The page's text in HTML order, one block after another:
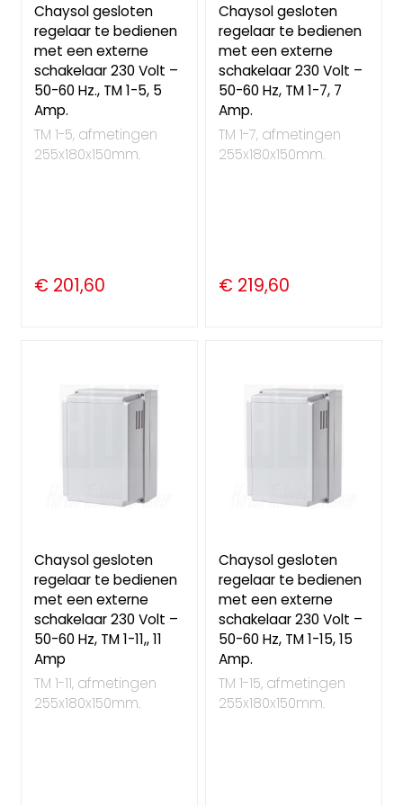
Chaysol gesloten
regelaar te bedienen
met een externe
schakelaar 230 Volt –
50-60 Hz., TM 1-5, 5
Amp.
TM 1-5, afmetingen
255x180x150mm.
€ 201,60
Chaysol gesloten
regelaar te bedienen
met een externe
schakelaar 230 Volt –
50-60 Hz, TM 1-7, 7
Amp.
TM 1-7, afmetingen
255x180x150mm.
€ 219,60
Chaysol gesloten
regelaar te bedienen
met een externe
schakelaar 230 Volt –
50-60 Hz, TM 1-11,, 11
Amp
TM 1-11, afmetingen
255x180x150mm.
Chaysol gesloten
regelaar te bedienen
met een externe
schakelaar 230 Volt –
50-60 Hz, TM 1-15, 15
Amp.
TM 1-15, afmetingen
255x180x150mm.